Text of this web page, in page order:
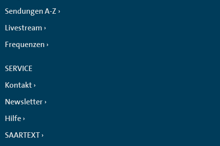
Sendungen A-Z
Livestream
Frequenzen
SERVICE
Kontakt
Newsletter
Hilfe
SAARTEXT